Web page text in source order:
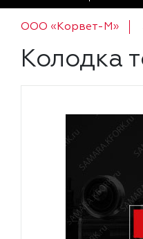
ООО «Корвет-М»
Колодка